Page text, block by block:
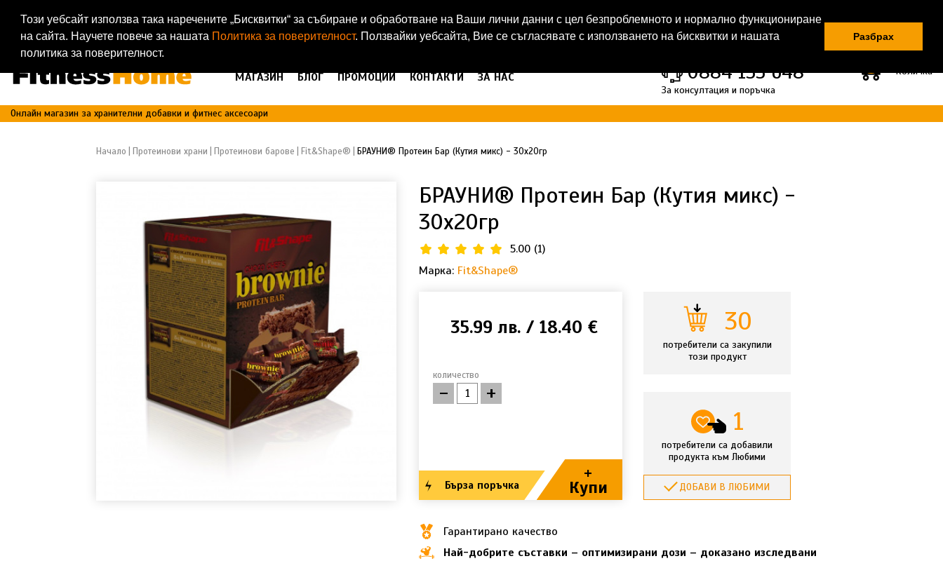
Този уебсайт използва така наречените „Бисквитки“ за събиране и обработване на Ваши лични данни с цел безпроблемното и нормално функциониране
на сайта. Научете повече за нашата Политика за поверителност. Ползвайки уебсайта, Вие се съгласявате с използването на бисквитки и нашата
политика за поверителност.
Разбрах
19203
Доволни клиенти Регистрация | Вход
МАГАЗИН БЛОГ ПРОМОЦИИ КОНТАКТИ ЗА НАС Количка
0884 133 648
За консултация и поръчка
Онлайн магазин за хранителни добавки и фитнес аксесоари
Начало Протеинови храни Протеинови барове Fit&Shape® БРАУНИ® Протеин Бар (Кутия микс) - 30х20гр
БРАУНИ® Протеин Бар (Кутия микс) -
30х20гр
5.00 (1)
Марка: Fit&Shape®
35.99 лв. / 18.40 €
количество
- +
Бърза поръчка
+
Купи
30
потребители са закупили
този продукт
1
потребители са добавили
продукта към Любими
ДОБАВИ В ЛЮБИМИ
Гарантирано качество
Най-добрите съставки – оптимизирани дози – доказано изследвани